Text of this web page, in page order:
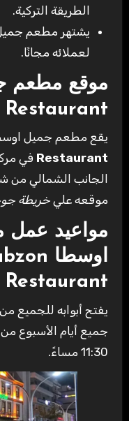
الطريقة التركية.
يشتهر مطعم جميل
لعملائه مجانًا.
موقع مطعم
Restaurant
يقع مطعم جميل
Restaurant في
موقعه عليخريطة
مواعيد
اوسطا
Restaurant
يفتح أبوابه للجميع
11:30 مساءً.